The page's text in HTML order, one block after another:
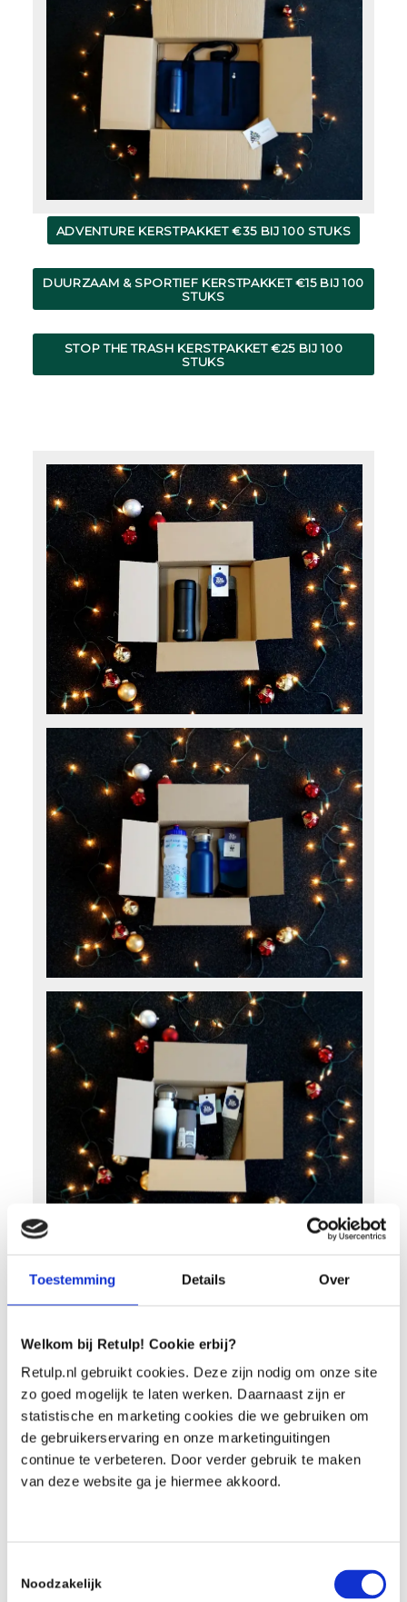
Toestemming Details Over
Welkom bij Retulp! Cookie erbij?
Retulp.nl gebruikt cookies. Deze zijn nodig om onze site
zo goed mogelijk te laten werken. Daarnaast zijn er
statistische en marketing cookies die we gebruiken om
de gebruikerservaring en onze marketinguitingen
continue te verbeteren. Door verder gebruik te maken
van deze website ga je hiermee akkoord.
Noodzakelijk
ADVENTURE KERSTPAKKET €35 BIJ 100 STUKS
DUURZAAM & SPORTIEF KERSTPAKKET €15 BIJ 100
STUKS
STOP THE TRASH KERSTPAKKET €25 BIJ 100
STUKS
STAY WARM KERSTPAKKET €20 BIJ 100 STUKS
DUURZAME HELD OP SOKKEN KERSTPAKKET €25
BIJ 100 STUKS